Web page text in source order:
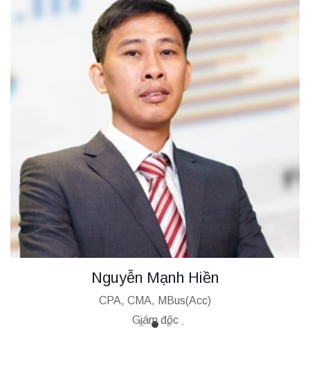
Chu Thị Hoàng Oanh
CPA, MPA, CMA (Aust.)